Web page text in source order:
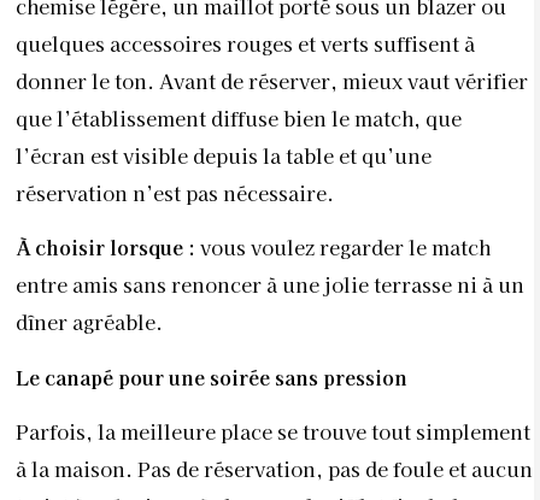
chemise légère, un maillot porté sous un blazer ou
quelques accessoires rouges et verts suffisent à
donner le ton. Avant de réserver, mieux vaut vérifier
que l’établissement diffuse bien le match, que
l’écran est visible depuis la table et qu’une
réservation n’est pas nécessaire.
À choisir lorsque : vous voulez regarder le match
entre amis sans renoncer à une jolie terrasse ni à un
dîner agréable.
Le canapé pour une soirée sans pression
Parfois, la meilleure place se trouve tout simplement
à la maison. Pas de réservation, pas de foule et aucun